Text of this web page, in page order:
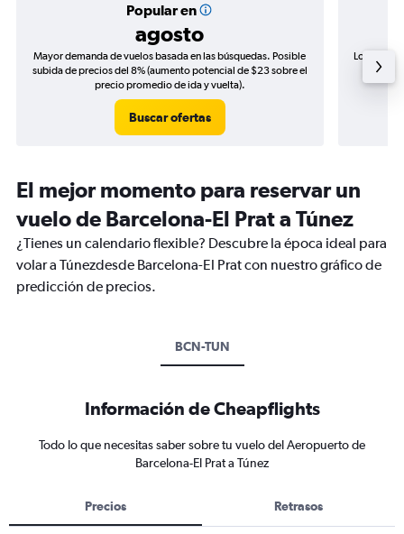
Popular en
agosto
Mayor demanda de vuelos basada en las búsquedas. Posible
subida de precios del 8% (aumento potencial de $23 sobre el
precio promedio de ida y vuelta).
Buscar ofertas
Los
de
El mejor momento para reservar un
vuelo de Barcelona-El Prat a Túnez
¿Tienes un calendario flexible? Descubre la época ideal para
volar a Túnezdesde Barcelona-El Prat con nuestro gráfico de
predicción de precios.
BCN-TUN
Información de Cheapflights
Todo lo que necesitas saber sobre tu vuelo del Aeropuerto de
Barcelona-El Prat a Túnez
Precios Retrasos